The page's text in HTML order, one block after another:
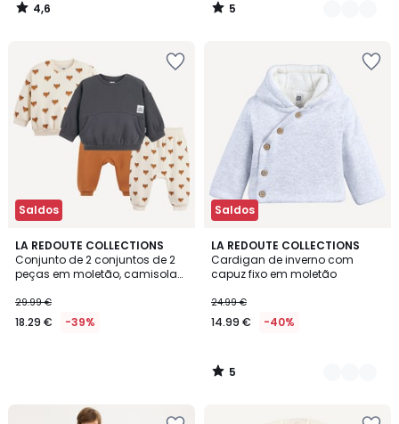
4,6
/
5
/
Saldos
LA REDOUTE COLLECTIONS
Conjunto de 2 conjuntos de 2
peças em moletão, camisolas
29.99 €
18.29 € -39%
Saldos
LA REDOUTE COLLECTIONS
Cardigan de inverno com
capuz fixo em moletão
24.99 €
14.99 € -40%
5
/
5
2
Cores
5
/